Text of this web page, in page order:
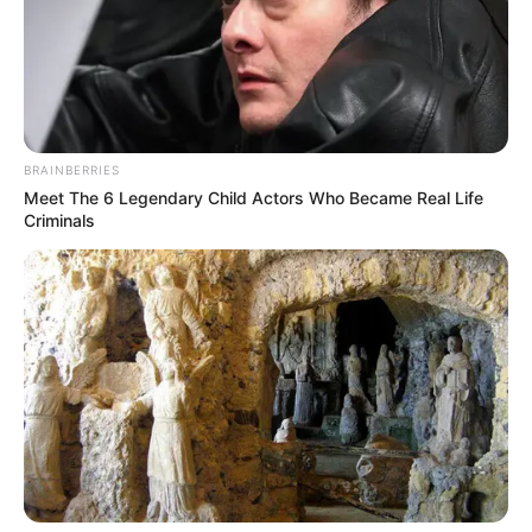
comunidad y en la noche realizaron evacuaciones
preventivas.
BRAINBERRIES
Meet The 6 Legendary Child Actors Who Became Real Life
Criminals